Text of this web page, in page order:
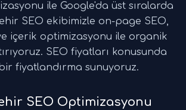
ile Google'da üst sıralarda
SEO ekibimizle on-page SEO,
içerik optimizasyonu ile organik
SEO fiyatları konusunda
fiyatlandırma sunuyoruz.
SEO Optimizasyonu